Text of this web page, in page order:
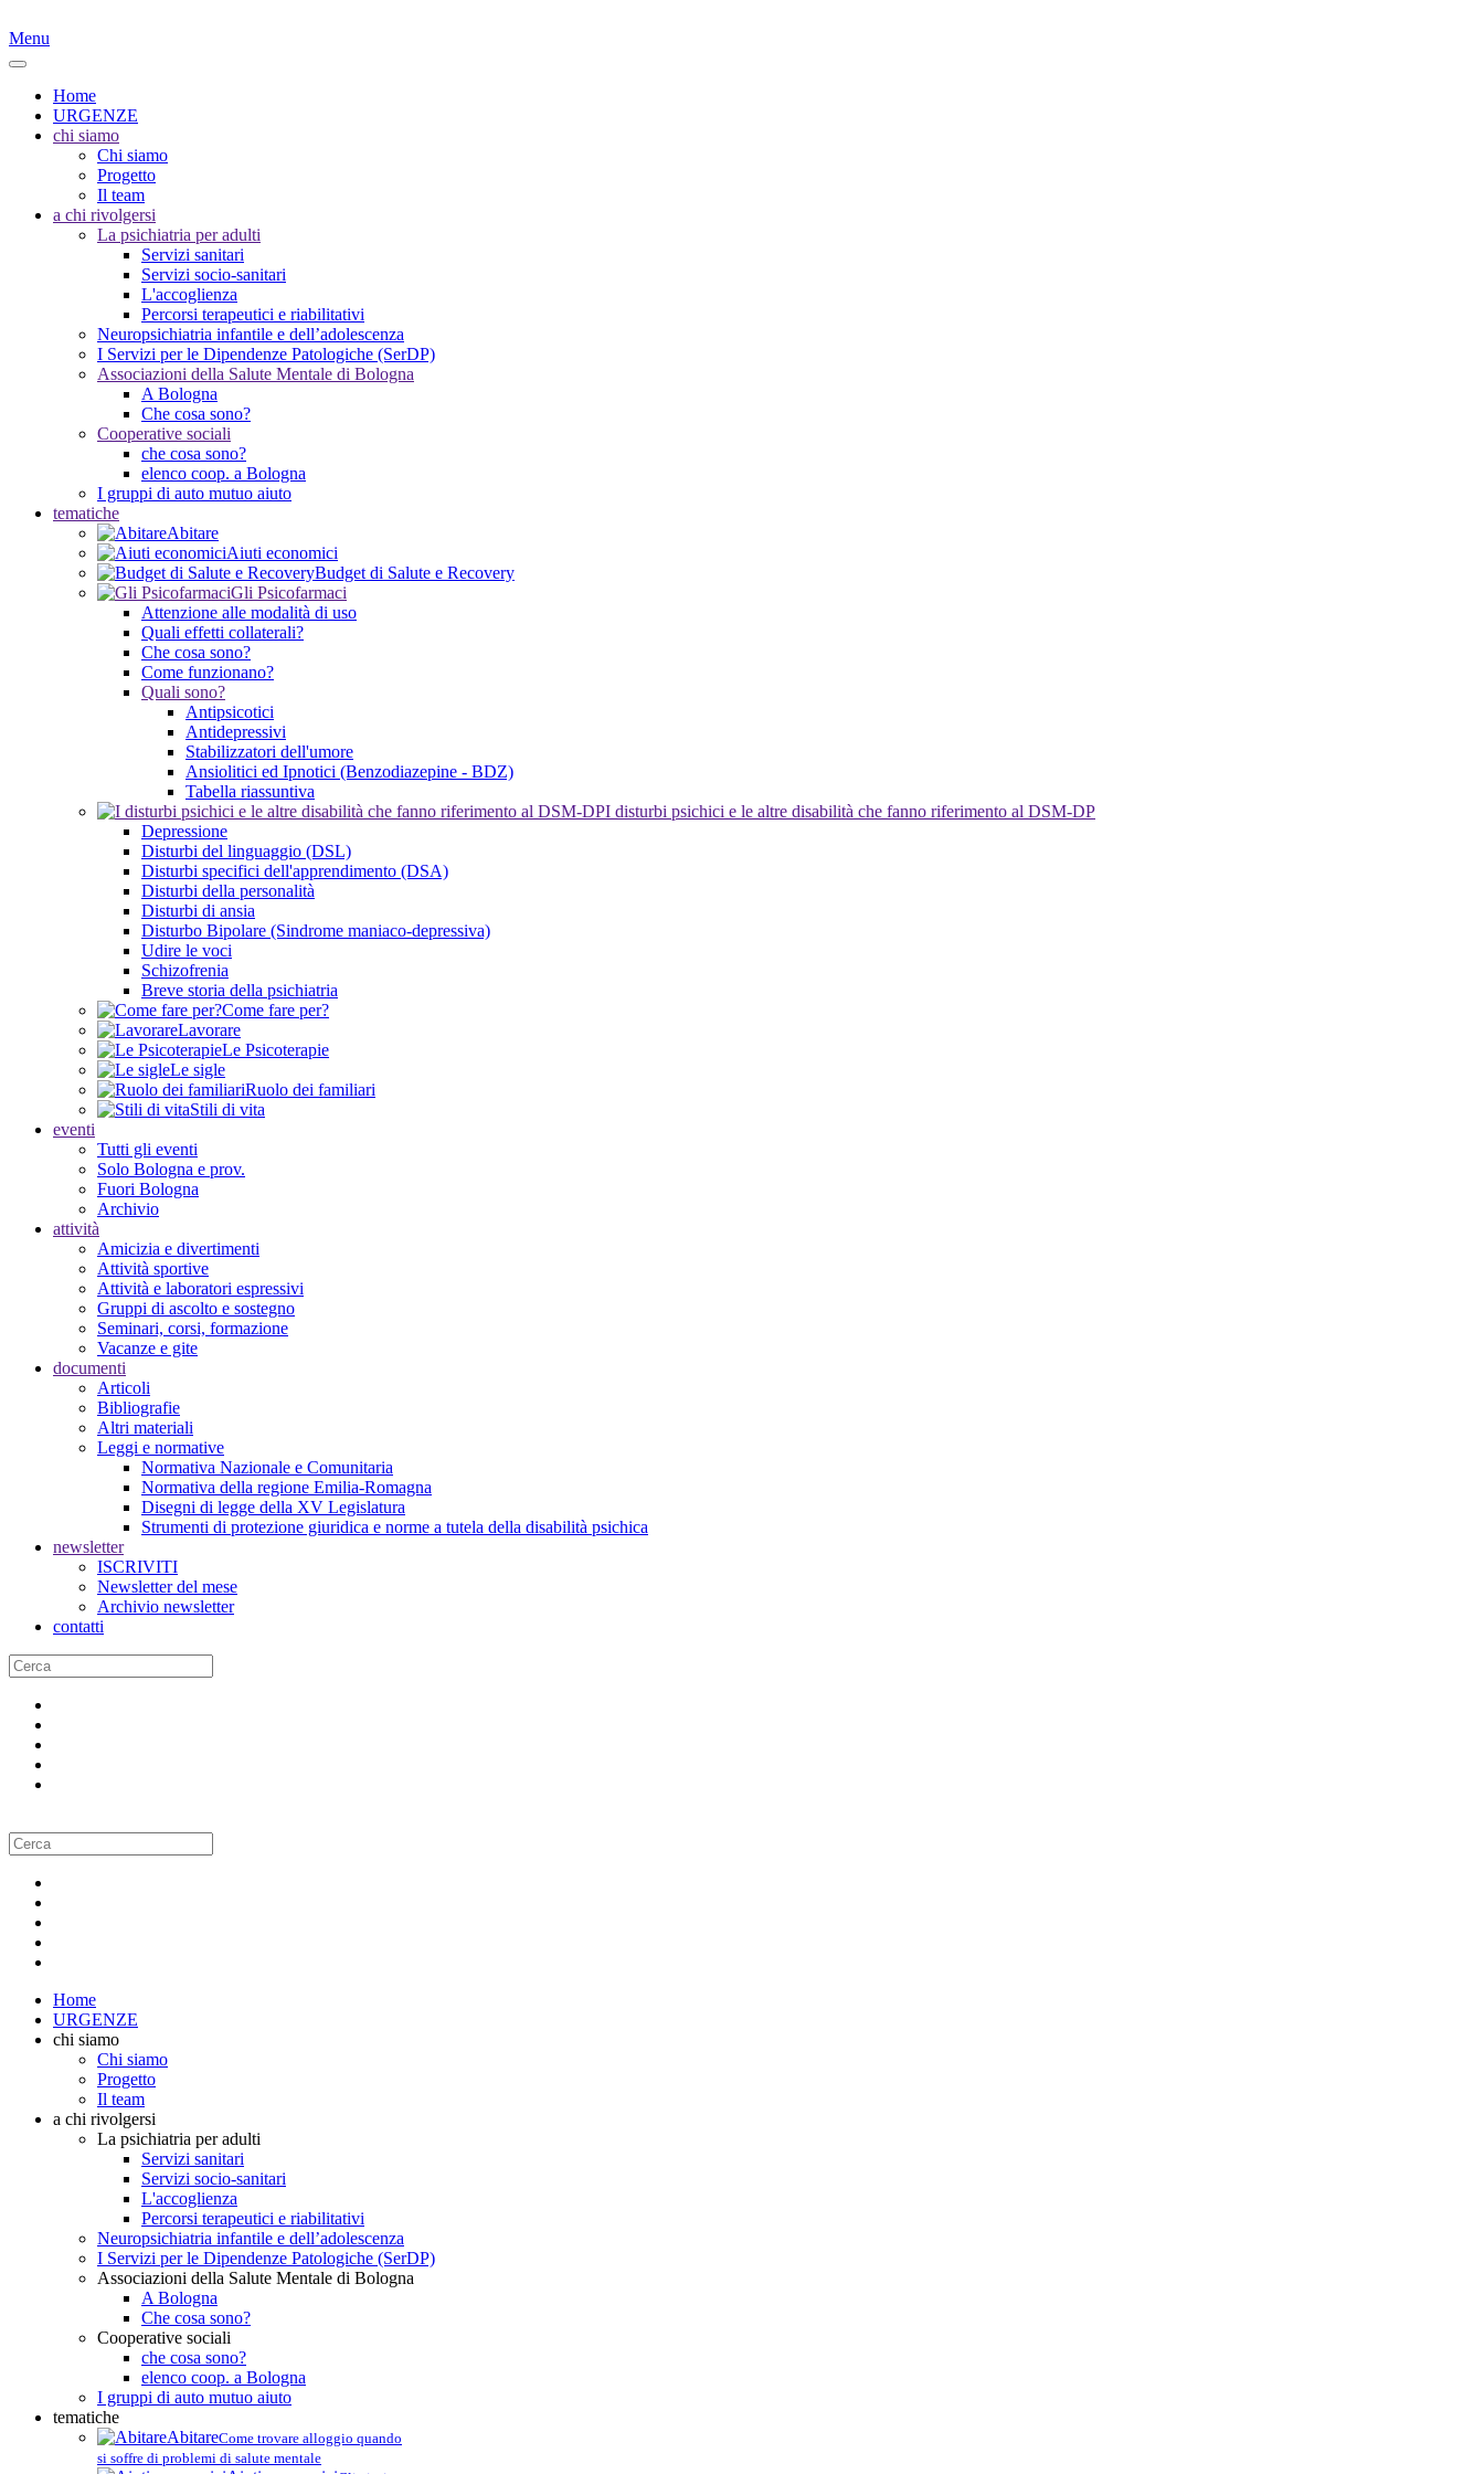
Menu
Home
URGENZE
chi siamo
Chi siamo
Progetto
Il team
a chi rivolgersi
La psichiatria per adulti
Servizi sanitari
Servizi socio-sanitari
L'accoglienza
Percorsi terapeutici e riabilitativi
Neuropsichiatria infantile e dell’adolescenza
I Servizi per le Dipendenze Patologiche (SerDP)
Associazioni della Salute Mentale di Bologna
A Bologna
Che cosa sono?
Cooperative sociali
che cosa sono?
elenco coop. a Bologna
I gruppi di auto mutuo aiuto
tematiche
Abitare
Aiuti economici
Budget di Salute e Recovery
Gli Psicofarmaci
Attenzione alle modalità di uso
Quali effetti collaterali?
Che cosa sono?
Come funzionano?
Quali sono?
Antipsicotici
Antidepressivi
Stabilizzatori dell'umore
Ansiolitici ed Ipnotici (Benzodiazepine - BDZ)
Tabella riassuntiva
I disturbi psichici e le altre disabilità che fanno riferimento al DSM-DP
Depressione
Disturbi del linguaggio (DSL)
Disturbi specifici dell'apprendimento (DSA)
Disturbi della personalità
Disturbi di ansia
Disturbo Bipolare (Sindrome maniaco-depressiva)
Udire le voci
Schizofrenia
Breve storia della psichiatria
Come fare per?
Lavorare
Le Psicoterapie
Le sigle
Ruolo dei familiari
Stili di vita
eventi
Tutti gli eventi
Solo Bologna e prov.
Fuori Bologna
Archivio
attività
Amicizia e divertimenti
Attività sportive
Attività e laboratori espressivi
Gruppi di ascolto e sostegno
Seminari, corsi, formazione
Vacanze e gite
documenti
Articoli
Bibliografie
Altri materiali
Leggi e normative
Normativa Nazionale e Comunitaria
Normativa della regione Emilia-Romagna
Disegni di legge della XV Legislatura
Strumenti di protezione giuridica e norme a tutela della disabilità psichica
newsletter
ISCRIVITI
Newsletter del mese
Archivio newsletter
contatti
Home
URGENZE
chi siamo
Chi siamo
Progetto
Il team
a chi rivolgersi
La psichiatria per adulti
Servizi sanitari
Servizi socio-sanitari
L'accoglienza
Percorsi terapeutici e riabilitativi
Neuropsichiatria infantile e dell’adolescenza
I Servizi per le Dipendenze Patologiche (SerDP)
Associazioni della Salute Mentale di Bologna
A Bologna
Che cosa sono?
Cooperative sociali
che cosa sono?
elenco coop. a Bologna
I gruppi di auto mutuo aiuto
tematiche
AbitareCome trovare alloggio quando
si soffre di problemi di salute mentale